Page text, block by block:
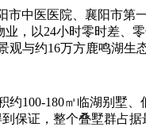
医医院、襄阳市第
以24小时零时差、零
与约16万方鹿鸣湖生
180㎡临湖别墅、
保证，整个叠墅群占